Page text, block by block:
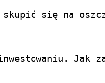
się na
Jak